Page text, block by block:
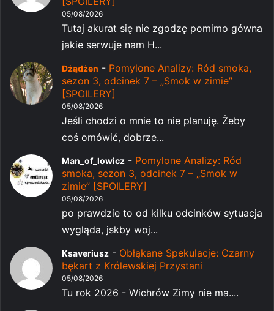
05/08/2026
Tutaj akurat się nie zgodzę pomimo gówna
jakie serwuje nam H...
Dżądżen - Pomylone Analizy: Ród smoka,
sezon 3, odcinek 7 – „Smok w zimie”
[SPOILERY]
05/08/2026
Jeśli chodzi o mnie to nie planuję. Żeby
coś omówić, dobrze...
Man_of_lowicz - Pomylone Analizy: Ród
smoka, sezon 3, odcinek 7 – „Smok w
zimie” [SPOILERY]
05/08/2026
po prawdzie to od kilku odcinków sytuacja
wygląda, jskby woj...
Ksaveriusz - Obłąkane Spekulacje: Czarny
bękart z Królewskiej Przystani
05/08/2026
Tu rok 2026 - Wichrów Zimy nie ma....